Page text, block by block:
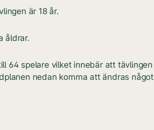
är 18 år.
åldrar.
64 spelare vilket innebär att
nedan komma att ändras något